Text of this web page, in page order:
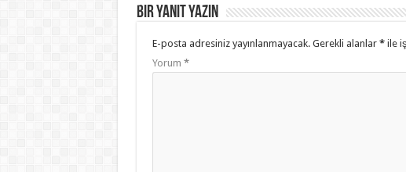
Bir yanıt yazın
E-posta adresiniz yayınlanmayacak. Gerekli alanlar *ile
Yorum *